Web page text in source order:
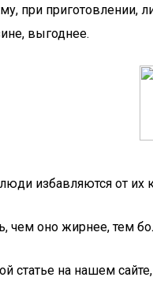
приготовлении,
выгоднее.
избавляются от их
чем оно жирнее,
статье на нашем